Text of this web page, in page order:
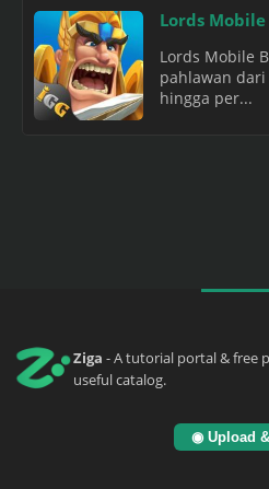
Lords Mobile
Lords Mobile
pahlawan
hingga per...
Ziga - A tutorial portal & free
useful catalog.
◉ Upload